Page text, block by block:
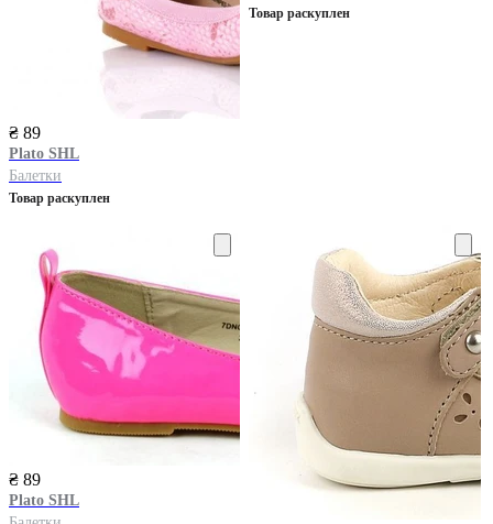
₴ 89
Plato SHL
Балетки
Товар раскуплен
Товар раскуплен
₴ 89
Plato SHL